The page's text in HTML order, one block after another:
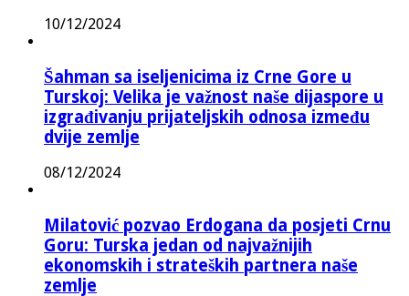
10/12/2024
Šahman sa iseljenicima iz Crne Gore u
Turskoj: Velika je važnost naše dijaspore u
izgrađivanju prijateljskih odnosa između
dvije zemlje
08/12/2024
Milatović pozvao Erdogana da posjeti Crnu
Goru: Turska jedan od najvažnijih
ekonomskih i strateških partnera naše
zemlje